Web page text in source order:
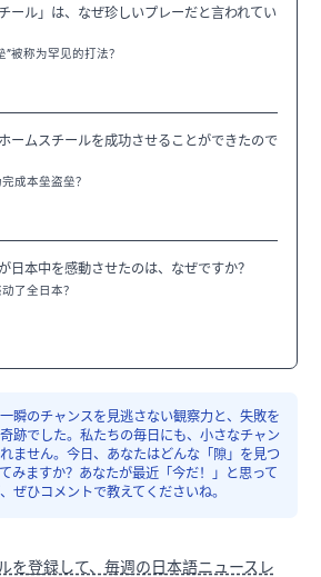
ール」は、なぜ珍しいプレーだと言われてい
被称为罕见的打法？
ームスチールを成功させることができたので
成本垒盗垒？
日本中を感動させたのは、なぜですか？
了全日本？
瞬のチャンスを見逃さない観察力と、失敗を
跡でした。私たちの毎日にも、小さなチャン
ません。今日、あなたはどんな「隙」を見つ
みますか？あなたが最近「今だ！」と思って
ぜひコメントで教えてくださいね。
を登録して、毎週の日本語ニュースレ